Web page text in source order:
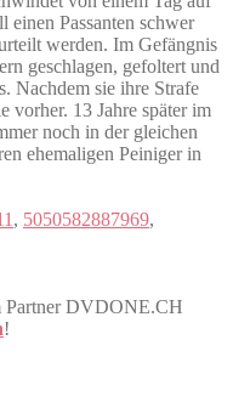
einen Passanten schwer
werden. Im Gefängnis
geschlagen, gefoltert und
Nachdem sie ihre Strafe
vorher. 13 Jahre später im
noch in der gleichen
ehemaligen Peiniger in
, 5050582887969,
Partner DVDONE.CH
!